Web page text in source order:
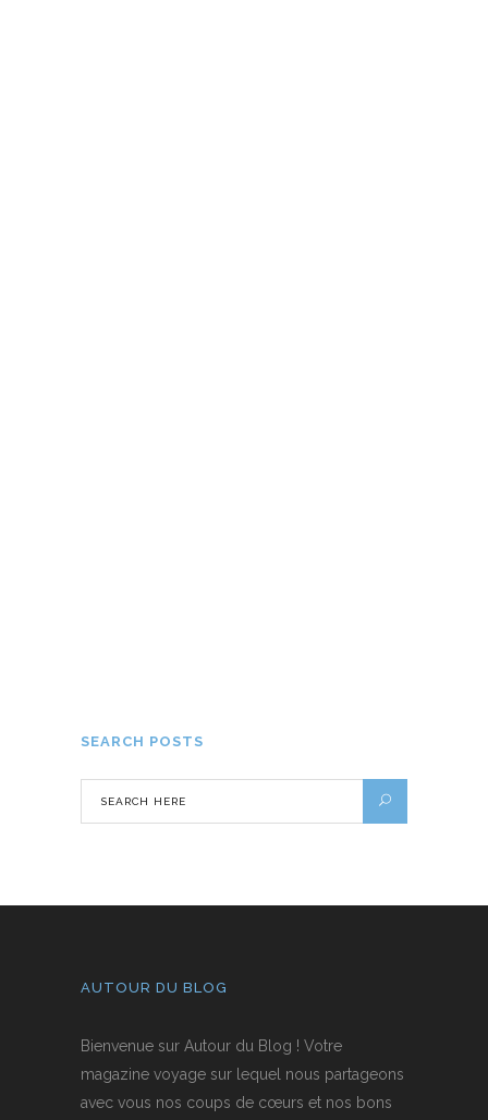
SEARCH POSTS
AUTOUR DU BLOG
Bienvenue sur Autour du Blog ! Votre
magazine voyage sur lequel nous partageons
avec vous nos coups de cœurs et nos bons